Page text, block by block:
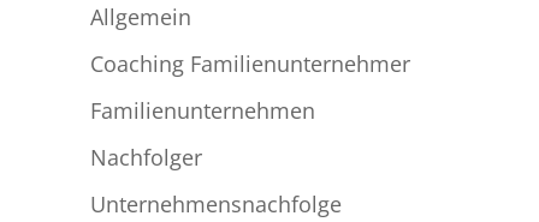
Allgemein
Coaching Familienunternehmer
Familienunternehmen
Nachfolger
Unternehmensnachfolge